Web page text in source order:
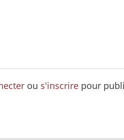
ou s'inscrire pour